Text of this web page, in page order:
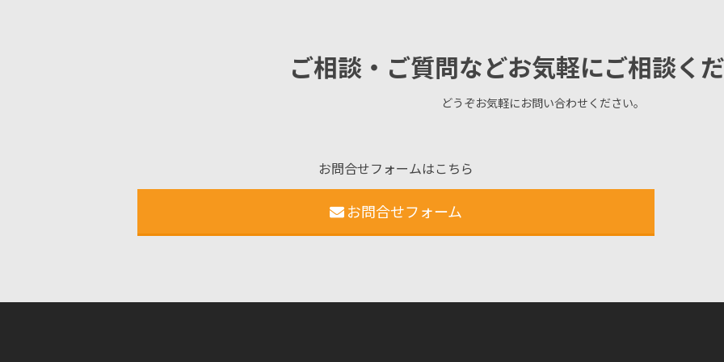
ご相談・ご質問などお気軽にご相談く
どうぞお気軽にお問い合わせください。
お問合せフォームはこちら
お問合せフォーム